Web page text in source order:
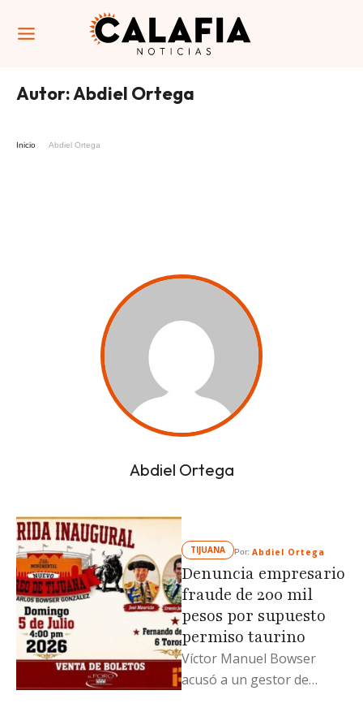
Autor:Abdiel Ortega
Inicio Abdiel Ortega
Abdiel Ortega
TIJUANA Por: Abdiel Ortega
Denuncia empresario
fraude de 200 mil
pesos por supuesto
permiso taurino
Víctor Manuel Bowser
acusó a un gestor de